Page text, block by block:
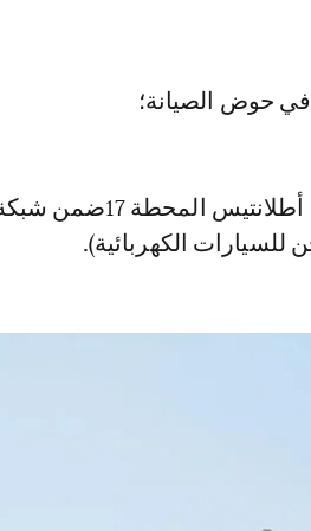
في حوض الصيانة؛
• قابس لشحن السيارات الكهربائية (تعد أطلانتيس المحطة
الكهربائية).